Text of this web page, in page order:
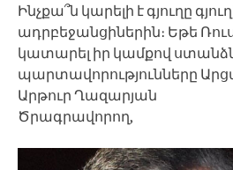
Ինչքա՞ն կարելի է գյուղը
ադրբեջանցիներին։ Եթե
կատարել իր կամքով
պարտավորությունները
Արթուր Ղազարյան
Ծրագրավորող,